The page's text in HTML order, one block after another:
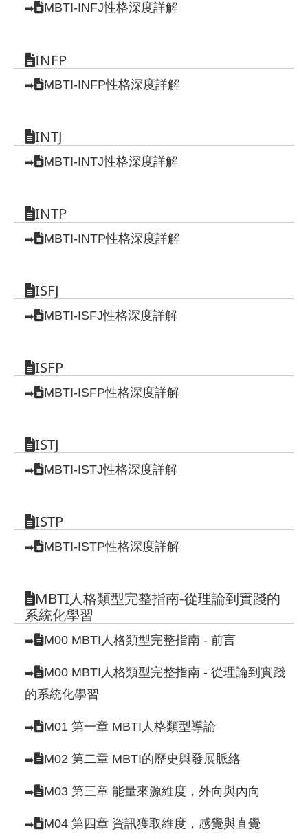
➡️ MBTI-INFJ性格深度詳解
INFP
➡️ MBTI-INFP性格深度詳解
INTJ
➡️ MBTI-INTJ性格深度詳解
INTP
➡️ MBTI-INTP性格深度詳解
ISFJ
➡️ MBTI-ISFJ性格深度詳解
ISFP
➡️ MBTI-ISFP性格深度詳解
ISTJ
➡️ MBTI-ISTJ性格深度詳解
ISTP
➡️ MBTI-ISTP性格深度詳解
MBTI人格類型完整指南-從理論到實踐的
系統化學習
➡️ M00 MBTI人格類型完整指南 - 前言
➡️
M00 MBTI人格類型完整指南 - 從理論到實踐
的系統化學習
➡️ M01 第一章 MBTI人格類型導論
➡️ M02 第二章 MBTI的歷史與發展脈絡
➡️ M03 第三章 能量來源維度，外向與內向
➡️ M04 第四章 資訊獲取維度，感覺與直覺